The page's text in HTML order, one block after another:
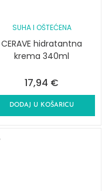
SUHA I OŠTEĆENA
CERAVE hidratantna
krema 340ml
17,94 €
DODAJ U KOŠARICU